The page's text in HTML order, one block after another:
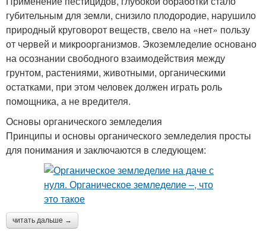
губительным для земли, снизило плодородие, нарушило
природный круговорот веществ, свело на «нет» пользу
от червей и микроорганизмов. Экоземледелие основано
на осознании свободного взаимодействия между
грунтом, растениями, животными, органическими
остатками, при этом человек должен играть роль
помощника, а не вредителя.
Основы органического земледелия
Принципы и основы органического земледелия просты
для понимания и заключаются в следующем:
читать дальше →